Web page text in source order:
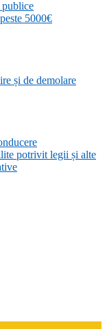
5000€
și de demolare
potrivit legii și alte